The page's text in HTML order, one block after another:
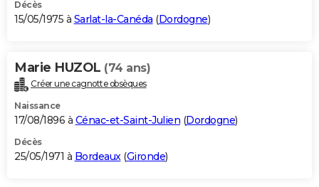
Décès
15/05/1975 à Sarlat-la-Canéda (Dordogne)
Marie HUZOL (74 ans)
Créer une cagnotte obsèques
Naissance
17/08/1896 à Cénac-et-Saint-Julien (Dordogne)
Décès
25/05/1971 à Bordeaux(Gironde)